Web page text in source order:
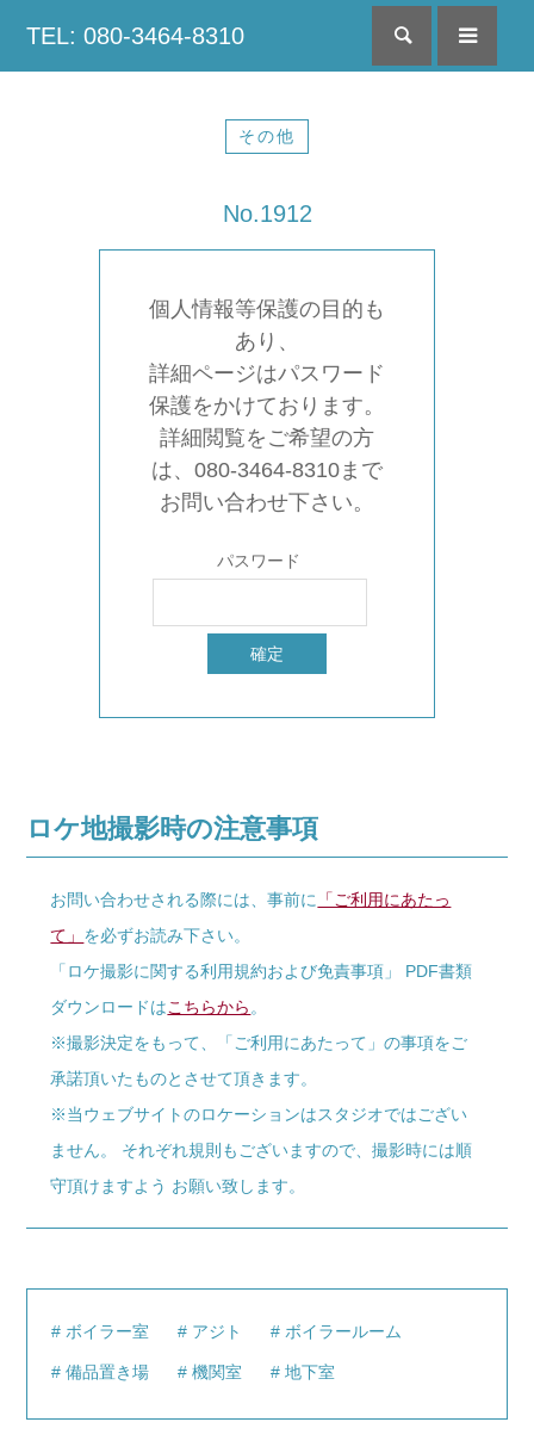
TEL: 080-3464-8310 検索
その他
No.1912
個人情報等保護の目的も
あり、
詳細ページはパスワード
保護をかけております。
詳細閲覧をご希望の方
は、080-3464-8310まで
お問い合わせ下さい。
パスワード
ロケ地撮影時の注意事項
お問い合わせされる際には、事前に 「ご利用にあたっ
て」 を必ずお読み下さい。
「ロケ撮影に関する利用規約および免責事項」 PDF書類
ダウンロードはこちらから。
※撮影決定をもって、「ご利用にあたって」の事項をご
承諾頂いたものとさせて頂きます。
※当ウェブサイトのロケーションはスタジオではござい
ません。 それぞれ規則もございますので、撮影時には順
守頂けますよう お願い致します。
ボイラー室 アジト ボイラールーム
備品置き場 機関室 地下室